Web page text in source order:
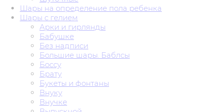
Шары на определение пола ребенка
Шары с гелием
Арки и гирлянды
Бабушке
Без надписи
Большие шары. Баблсы
Боссу
Брату
Букеты и фонтаны
Внуку
Внучке